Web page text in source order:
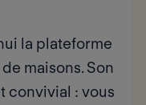
la plateforme
maisons. Son
convivial : vous